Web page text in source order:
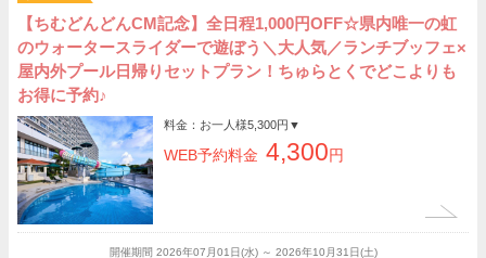
【ちむどんどんCM記念】全日程1,000円OFF☆県内唯一の虹
のウォータースライダーで遊ぼう＼大人気／ランチブッフェ×
屋内外プール日帰りセットプラン！ちゅらとくでどこよりも
お得に予約♪
料金：お一人様5,300円 ▼
WEB予約料金 4,300円
開催期間 2026年07月01日(水) ～ 2026年10月31日(土)